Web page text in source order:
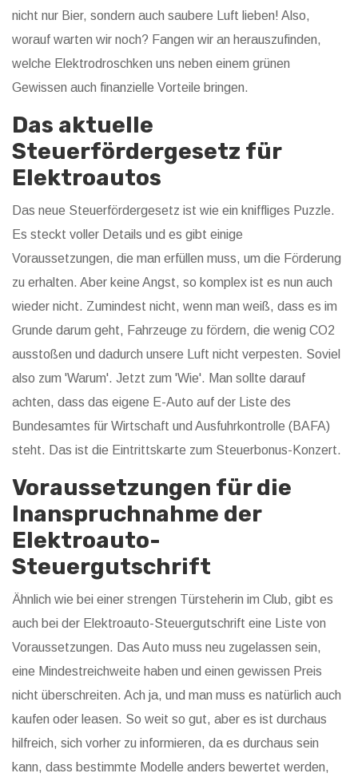
nicht nur Bier, sondern auch saubere Luft lieben! Also,
worauf warten wir noch? Fangen wir an herauszufinden,
welche Elektrodroschken uns neben einem grünen
Gewissen auch finanzielle Vorteile bringen.
Das aktuelle
Steuerfördergesetz für
Elektroautos
Das neue Steuerfördergesetz ist wie ein kniffliges Puzzle.
Es steckt voller Details und es gibt einige
Voraussetzungen, die man erfüllen muss, um die Förderung
zu erhalten. Aber keine Angst, so komplex ist es nun auch
wieder nicht. Zumindest nicht, wenn man weiß, dass es im
Grunde darum geht, Fahrzeuge zu fördern, die wenig CO2
ausstoßen und dadurch unsere Luft nicht verpesten. Soviel
also zum 'Warum'. Jetzt zum 'Wie'. Man sollte darauf
achten, dass das eigene E-Auto auf der Liste des
Bundesamtes für Wirtschaft und Ausfuhrkontrolle (BAFA)
steht. Das ist die Eintrittskarte zum Steuerbonus-Konzert.
Voraussetzungen für die
Inanspruchnahme der
Elektroauto-
Steuergutschrift
Ähnlich wie bei einer strengen Türsteherin im Club, gibt es
auch bei der Elektroauto-Steuergutschrift eine Liste von
Voraussetzungen. Das Auto muss neu zugelassen sein,
eine Mindestreichweite haben und einen gewissen Preis
nicht überschreiten. Ach ja, und man muss es natürlich auch
kaufen oder leasen. So weit so gut, aber es ist durchaus
hilfreich, sich vorher zu informieren, da es durchaus sein
kann, dass bestimmte Modelle anders bewertet werden,